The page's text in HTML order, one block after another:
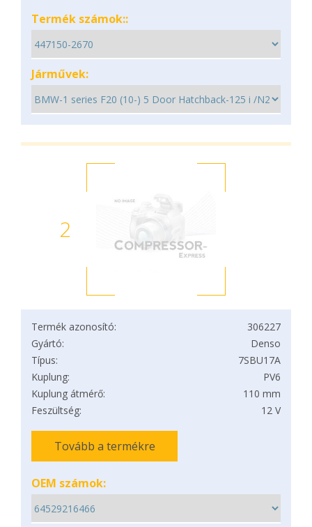
Termék számok::
Járművek:
2
Termék azonosító:
306227
Gyártó:
Denso
Típus:
7SBU17A
Kuplung:
PV6
Kuplung átmérő:
110 mm
Feszültség:
12 V
Tovább a termékre
OEM számok: